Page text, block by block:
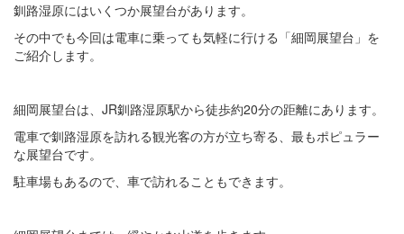
釧路湿原にはいくつか展望台があります。
その中でも今回は電車に乗っても気軽に行ける「細岡展望台」を
ご紹介します。
細岡展望台は、JR釧路湿原駅から徒歩約20分の距離にあります。
電車で釧路湿原を訪れる観光客の方が立ち寄る、最もポピュラー
な展望台です。
駐車場もあるので、車で訪れることもできます。